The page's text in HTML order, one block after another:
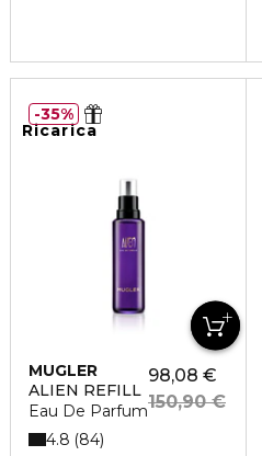
Ricarica
MUGLER
ALIEN REFILL
Eau De Parfum
98,08 €
150,90 €
4.8 84
35%